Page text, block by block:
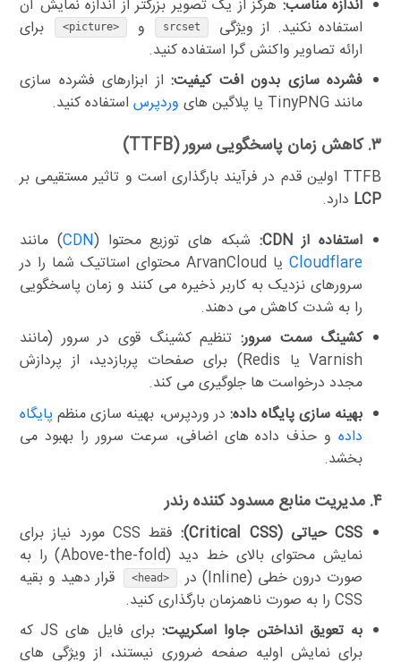
اندازه مناسب: هرگز از یک تصویر بزرگتر از اندازه نمایش آن
استفاده نکنید. از ویژگی
srcset و <picture>
برای
ارائه تصاویر واکنش گرا استفاده کنید.
فشرده سازی بدون افت کیفیت:از ابزارهای فشرده سازی
مانند TinyPNG یا پلاگین های
وردپرساستفاده کنید.
۳. کاهش زمان پاسخگویی سرور (TTFB)
TTFB اولین قدم در فرآیند بارگذاری است و تاثیر مستقیمی بر
LCP دارد.
استفاده از CDN:
شبکه های توزیع محتوا (CDN) مانند
Cloudflare
یا ArvanCloud محتوای استاتیک شما را در
سرورهای نزدیک به کاربر ذخیره می کنند و زمان پاسخگویی
را به شدت کاهش می دهند.
کشینگ سمت سرور: تنظیم کشینگ قوی در سرور (مانند
Varnish یا Redis) برای صفحات پربازدید، از پردازش
مجدد درخواست ها جلوگیری می کند.
بهینه سازی پایگاه داده: در وردپرس، بهینه سازی منظمپایگاه
دادهو حذف داده های اضافی، سرعت سرور را بهبود می
بخشد.
۴. مدیریت منابع مسدود کننده رندر
CSS حیاتی (Critical CSS):
فقط CSS مورد نیاز برای
نمایش محتوای بالای خط دید (Above-the-fold) را به
صورت درون خطی (Inline) در
<head>
قرار دهید و بقیه
CSS را به صورت ناهمزمان بارگذاری کنید.
به تعویق انداختن جاوا اسکریپت:
برای فایل های JS که
برای نمایش اولیه صفحه ضروری نیستند، از ویژگی های